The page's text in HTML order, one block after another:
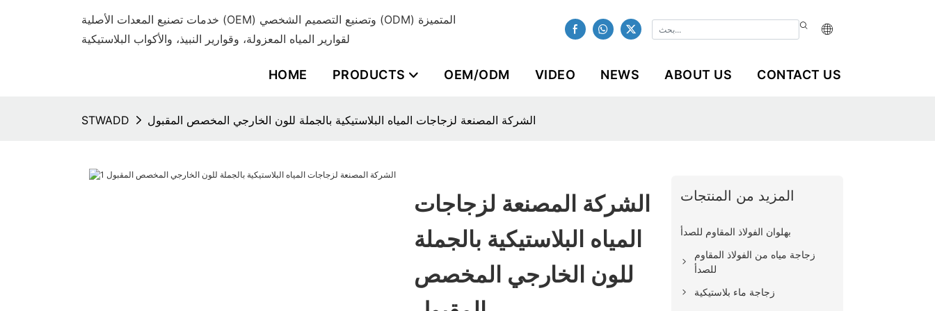
خدمات تصنيع المعدات الأصلية (OEM) وتصنيع التصميم الشخصي (ODM) المتميزة
لقوارير المياه المعزولة، وقوارير النبيذ، والأكواب البلاستيكية
HOME PRODUCTS OEM/ODM VIDEO NEWS ABOUT US CONTACT US
STWADD الشركة المصنعة لزجاجات المياه البلاستيكية بالجملة للون الخارجي المخصص المقبول
الشركة المصنعة لزجاجات
المياه البلاستيكية بالجملة
للون الخارجي المخصص
المزيد من المنتجات
بهلوان الفولاذ المقاوم للصدأ
زجاجة مياه من الفولاذ المقاوم
للصدأ
زجاجة ماء بلاستيكية